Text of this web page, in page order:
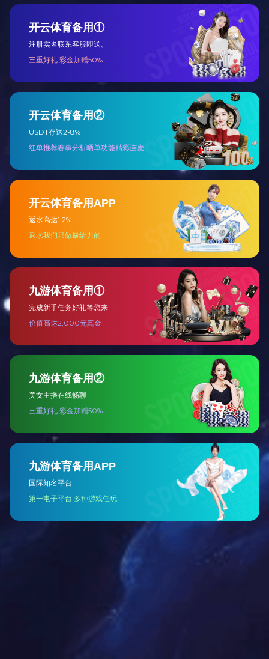
九游体育(中国)官方网站的愿景
众望布艺的愿景是创造出各类美观的面料，以满足室内外各种奢
华、舒适、实用的应用场景。